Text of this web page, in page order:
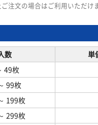
注文の場合はご利用いただけ
数
単
49枚
99枚
199枚
299枚